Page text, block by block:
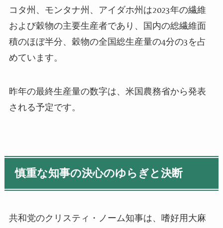
コタ州、モンタナ州、アイダホ州は2023年の繊維
および穀物の主要生産者であり、国内の総繊維面
積のほぼ半分、穀物の全国総生産量の4分の3を占
めています。
昨年の最終生産量の数字は、米国農務省から発表
される予定です。
慎重な知事の決心のゆらぎと決断
共和党のクリスティ・ノーム知事は、嗜好用大麻